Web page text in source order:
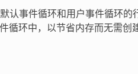
认事件循环和用户事件循环的
循环中，以节省内存而无需创